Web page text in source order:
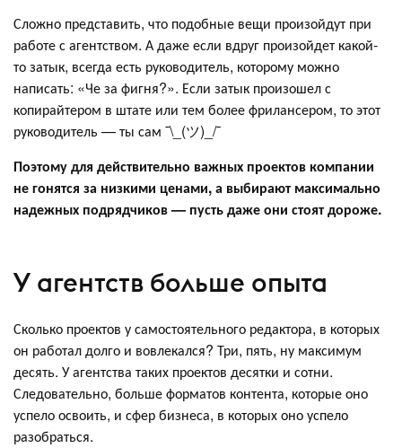
Сложно представить, что подобные вещи произойдут при
работе с агентством. А даже если вдруг произойдет какой-
то затык, всегда есть руководитель, которому можно
написать: «Че за фигня?». Если затык произошел с
копирайтером в штате или тем более фрилансером, то этот
руководитель — ты сам ¯\_(ツ)_/¯
Поэтому для действительно важных проектов компании
не гонятся за низкими ценами, а выбирают максимально
надежных подрядчиков — пусть даже они стоят дороже.
У агентств больше опыта
Сколько проектов у самостоятельного редактора, в которых
он работал долго и вовлекался? Три, пять, ну максимум
десять. У агентства таких проектов десятки и сотни.
Следовательно, больше форматов контента, которые оно
успело освоить, и сфер бизнеса, в которых оно успело
разобраться.